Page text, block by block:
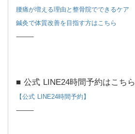
腰痛が増える理由と整骨院でできるケア
鍼灸で体質改善を目指す方はこちら
⸻
■ 公式 LINE24時間予約はこちら
【公式 LINE24時間予約】
⸻